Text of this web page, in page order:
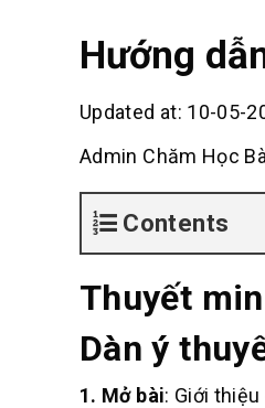
Hướng
Updated at: 10-05-
Admin Chăm Học
Contents
Thuyết
Dàn ý
1. Mở bài: Giới